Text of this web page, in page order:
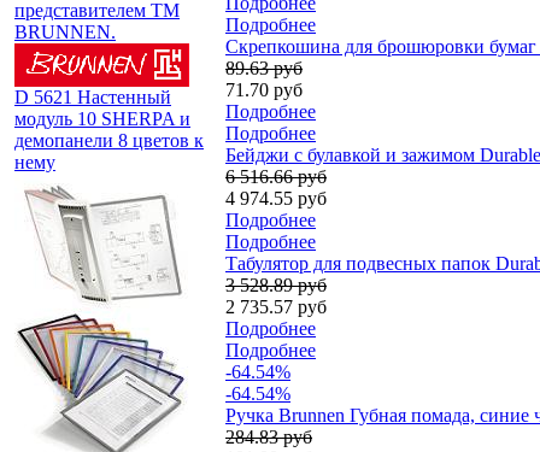
представителем TM
BRUNNEN.
D 5621 Настенный
модуль 10 SHERPA и
демопанели 8 цветов к
нему
Подробнее
Скрепкошина для брошюровки
89.63 руб
71.70 руб
Подробнее
Подробнее
Бейджи с булавкой и зажимом
6 516.66 руб
4 974.55 руб
Подробнее
Подробнее
Табулятор для подвесных папок
3 528.89 руб
2 735.57 руб
Подробнее
Подробнее
-64.54%
-64.54%
Ручка Brunnen Губная помада, синие
284.83 руб